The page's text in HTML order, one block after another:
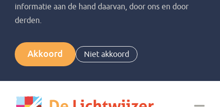
informatie aan de hand daarvan, door ons en door
derden.
Akkoord Niet akkoord